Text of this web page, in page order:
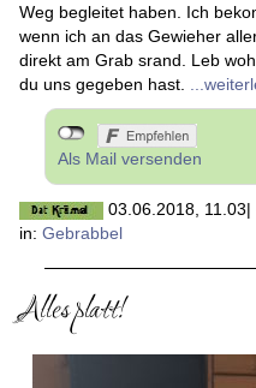
Weg begleitet haben. Ich
wenn ich an das Gewieher
direkt am Grab srand. Leb
du uns gegeben hast.
Als Mail versenden
03.06.2018, 11.03|
in: Gebrabbel
Alles platt!